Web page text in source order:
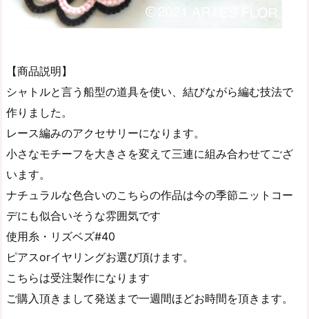
【商品説明】
シャトルと言う船型の道具を使い、結びながら編む技法で
作りました。
レース編みのアクセサリーになります。
小さなモチーフを大きさを変えて三連に組み合わせてござ
います。
ナチュラルな色合いのこちらの作品は今の季節ニットコー
デにも似合いそうな雰囲気です
使用糸・リズベズ#40
ピアスorイヤリングお選び頂けます。
こちらは受注製作になります
ご購入頂きまして発送まで一週間ほどお時間を頂きます。